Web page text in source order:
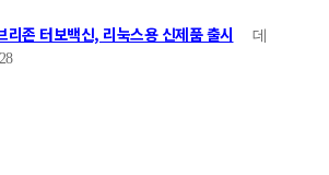
리존 터보백신, 리눅스용 신제품 출시
데